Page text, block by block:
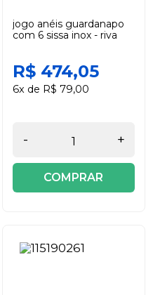
jogo anéis guardanapo
com 6 sissa inox - riva
R$ 474,05
6x de R$ 79,00
- +
COMPRAR